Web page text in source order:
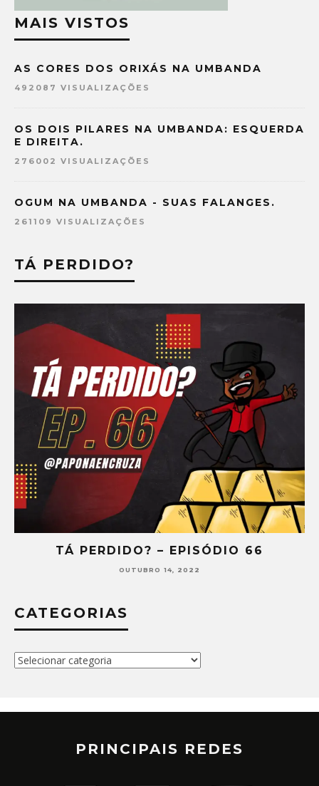
MAIS VISTOS
AS CORES DOS ORIXÁS NA UMBANDA
492087 VISUALIZAÇÕES
OS DOIS PILARES NA UMBANDA: ESQUERDA
E DIREITA.
276002 VISUALIZAÇÕES
OGUM NA UMBANDA - SUAS FALANGES.
261109 VISUALIZAÇÕES
TÁ PERDIDO?
TÁ PERDIDO? – EPISÓDIO 65
SETEMBRO 30, 2022
CATEGORIAS
Categorias
PRINCIPAIS REDES